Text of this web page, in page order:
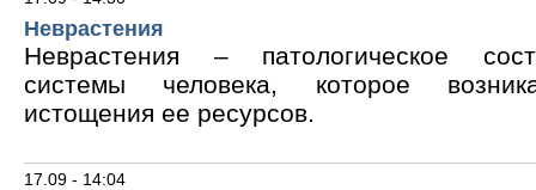
Неврастения
Неврастения – патологическое
системы человека, которое
истощения ее ресурсов.
17.09 - 14:04